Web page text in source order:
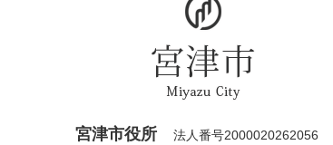
宮津市役所
法人番号2000020262056